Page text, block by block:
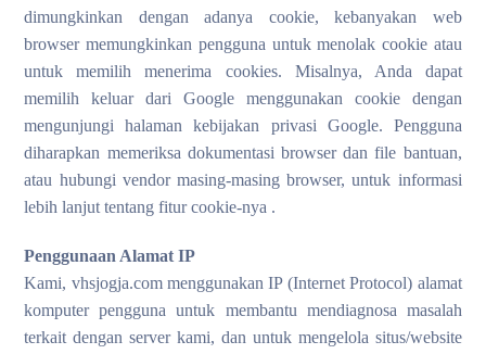
dimungkinkan dengan adanya cookie, kebanyakan web
browser memungkinkan pengguna untuk menolak cookie atau
untuk memilih menerima cookies. Misalnya, Anda dapat
memilih keluar dari Google menggunakan cookie dengan
mengunjungi halaman kebijakan privasi Google. Pengguna
diharapkan memeriksa dokumentasi browser dan file bantuan,
atau hubungi vendor masing-masing browser, untuk informasi
lebih lanjut tentang fitur cookie-nya .
Penggunaan Alamat IP
Kami, vhsjogja.com menggunakan IP (Internet Protocol) alamat
komputer pengguna untuk membantu mendiagnosa masalah
terkait dengan server kami, dan untuk mengelola situs/website